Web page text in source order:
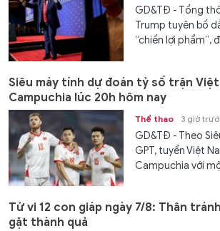
GD&TĐ - Tổng
Trump tuyên bố
“chiến lợi phẩm”,
Siêu máy tính dự đoán tỷ số trận Việt
Campuchia lúc 20h hôm nay
Thể thao 3 giờ
GD&TĐ - Theo
GPT, tuyển Việt
Campuchia với
Tử vi 12 con giáp ngày 7/8: Thân
gặt thành quả